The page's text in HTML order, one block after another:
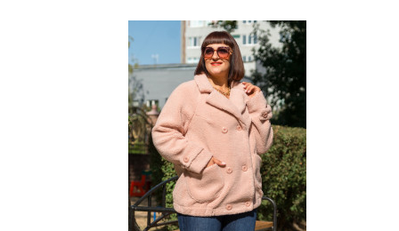
Наклейки Варіант з %